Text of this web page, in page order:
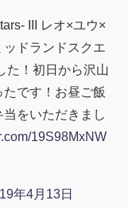
III レオ×ユウ×
ドランドスクエ
た！初日から沢山
です！お昼ご飯
をいただきまし
19S98MxNW
年4月13日